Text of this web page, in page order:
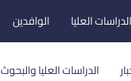
العليا الوافدين
الدراسات العليا والبحوث